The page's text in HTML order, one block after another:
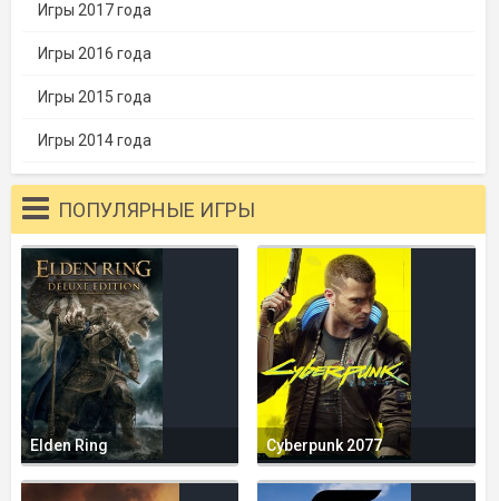
Игры 2017 года
Игры 2016 года
Игры 2015 года
Игры 2014 года
ПОПУЛЯРНЫЕ ИГРЫ
Elden Ring Cyberpunk 2077